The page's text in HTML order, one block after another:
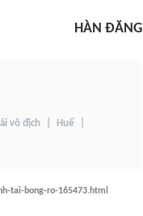
HÀN ĐĂNG
vô địch Huế
tai-bong-ro-165473.html